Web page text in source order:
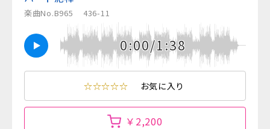
楽曲No.B965 436-11
0:00/1:38
☆☆☆☆☆ お気に入り
￥2,200